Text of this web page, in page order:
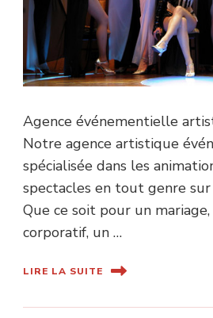
Agence événementielle
Notre agence artistique
spécialisée dans les
spectacles en tout genre
Que ce soit pour un
corporatif, un …
LIRE LA SUITE